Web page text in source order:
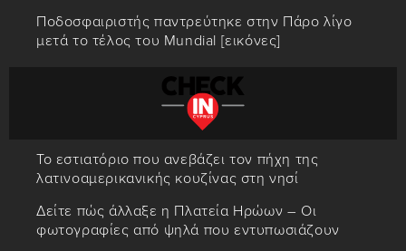
Ποδοσφαιριστής παντρεύτηκε στην Πάρο λίγο
μετά το τέλος του Mundial [εικόνες]
Το εστιατόριο που ανεβάζει τον πήχη της
λατινοαμερικανικής κουζίνας στη νησί
Δείτε πώς άλλαξε η Πλατεία Ηρώων – Οι
φωτογραφίες από ψηλά που εντυπωσιάζουν